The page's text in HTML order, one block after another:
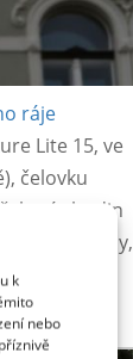
k
nebo
ráje
Lite 15, ve
čelovku
pár hodin
obědy,
výlet